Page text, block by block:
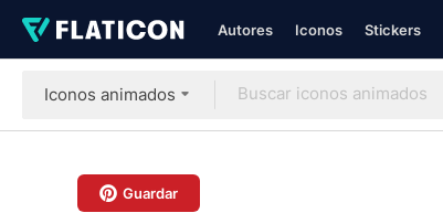
Autores Iconos Stickers
Iconos animados
Guardar